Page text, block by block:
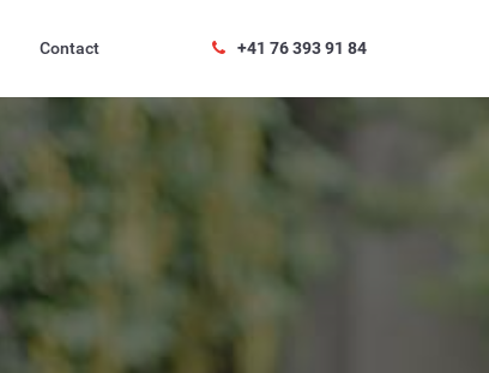
Contact +41 76 393 91 84